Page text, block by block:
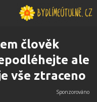
člověk
ale
vše ztraceno